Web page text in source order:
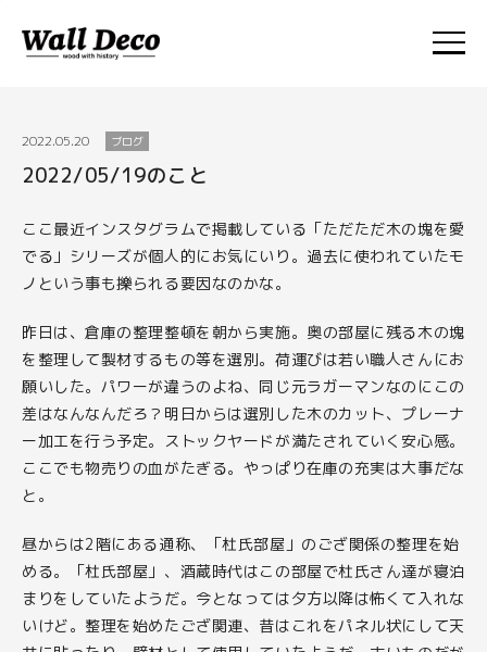
ABOUT
STOCK YARD
WORKS
NEWS
ONLINE STORE
CONTACT
2022.05.20 ブログ
2022/05/19のこと
ここ最近インスタグラムで掲載している「ただただ木の塊を愛
でる」シリーズが個人的にお気にいり。過去に使われていたモ
ノという事も擽られる要因なのかな。
昨日は、倉庫の整理整頓を朝から実施。奥の部屋に残る木の塊
を整理して製材するもの等を選別。荷運びは若い職人さんにお
願いした。パワーが違うのよね、同じ元ラガーマンなのにこの
差はなんなんだろ？明日からは選別した木のカット、プレーナ
ー加工を行う予定。ストックヤードが満たされていく安心感。
ここでも物売りの血がたぎる。やっぱり在庫の充実は大事だな
と。
昼からは2階にある通称、「杜氏部屋」のござ関係の整理を始
める。「杜氏部屋」、酒蔵時代はこの部屋で杜氏さん達が寝泊
まりをしていたようだ。今となっては夕方以降は怖くて入れな
いけど。整理を始めたござ関連、昔はこれをパネル状にして天